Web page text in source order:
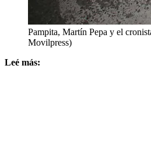
Pampita, Martín Pepa y el
Movilpress)
Leé más: